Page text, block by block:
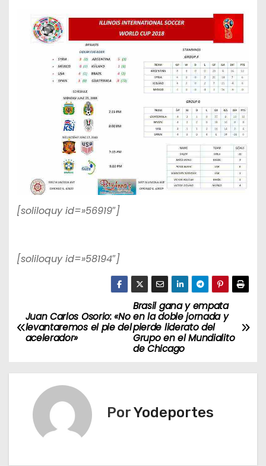
[soliloquy id=»56919″]
[soliloquy id=»58194″]
N
a
Brasil gana y empata
en la doble jornada y
pierde liderato del
Grupo en el Mundialito
de Chicago
Juan Carlos Osorio: «No
levantaremos el pie del
acelerador»
PorYodeportes